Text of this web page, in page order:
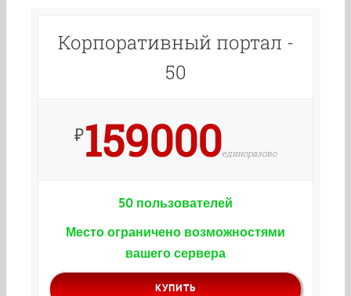
Корпоративный портал -
50
₽159000единоразово
50 пользователей
Место ограничено возможностями
вашего сервера
КУПИТЬ